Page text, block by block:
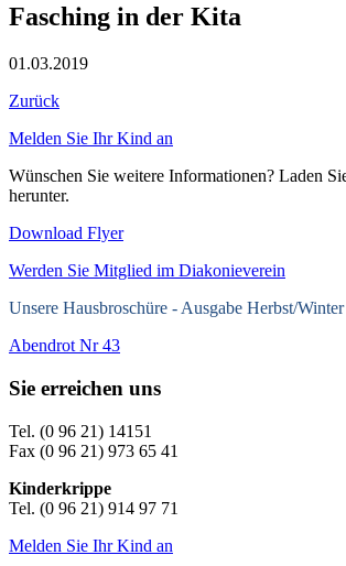
Fasching in der Kita
01.03.2019
Zurück
Melden Sie Ihr Kind an
Wünschen Sie weitere Informationen? Laden
herunter.
Download Flyer
Werden Sie Mitglied im Diakonieverein
Unsere Hausbroschüre - Ausgabe Herbst/
Abendrot Nr 43
Sie erreichen uns
Tel. (0 96 21) 14151
Fax (0 96 21) 973 65 41
Kinderkrippe
Tel. (0 96 21) 914 97 71
Melden Sie Ihr Kind an